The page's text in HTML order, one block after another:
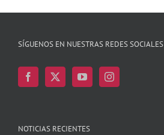
SÍGUENOS EN NUESTRAS REDES SOCIALES
NOTICIAS RECIENTES